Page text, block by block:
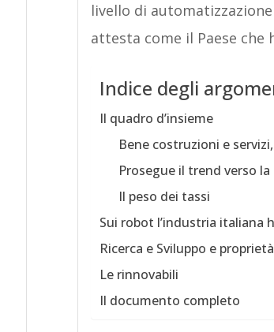
livello di
attesta come il Paese
Indice degli
Il quadro d’insieme
Bene costruzioni e
Prosegue il trend verso
Il peso dei tassi
Sui robot l’industria italiana
Ricerca e Sviluppo e
Le rinnovabili
Il documento completo